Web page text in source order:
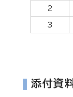
2
3
添付資